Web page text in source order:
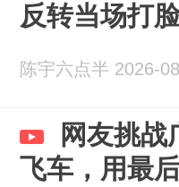
反转当场打
陈宇六点半 2026-
网友挑战
飞车，用最